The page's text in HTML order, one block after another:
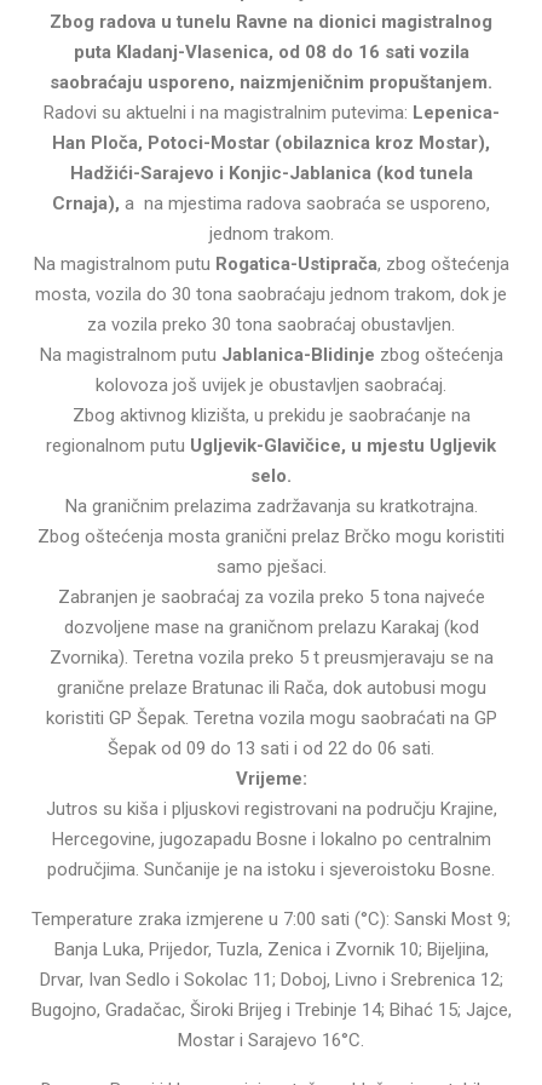
Zbog radova u tunelu Ravne na dionici magistralnog
puta Kladanj-Vlasenica, od 08 do 16 sati vozila
saobraćaju usporeno, naizmjeničnim propuštanjem.
Radovi su aktuelni i na magistralnim putevima: Lepenica-
Han Ploča, Potoci-Mostar (obilaznica kroz Mostar),
Hadžići-Sarajevo i Konjic-Jablanica (kod tunela
Crnaja), a na mjestima radova saobraća se usporeno,
jednom trakom.
Na magistralnom putu Rogatica-Ustiprača, zbog oštećenja
mosta, vozila do 30 tona saobraćaju jednom trakom, dok je
za vozila preko 30 tona saobraćaj obustavljen.
Na magistralnom putu Jablanica-Blidinje zbog oštećenja
kolovoza još uvijek je obustavljen saobraćaj.
Zbog aktivnog klizišta, u prekidu je saobraćanje na
regionalnom putu Ugljevik-Glavičice, u mjestu Ugljevik
selo.
Na graničnim prelazima zadržavanja su kratkotrajna.
Zbog oštećenja mosta granični prelaz Brčko mogu koristiti
samo pješaci.
Zabranjen je saobraćaj za vozila preko 5 tona najveće
dozvoljene mase na graničnom prelazu Karakaj (kod
Zvornika). Teretna vozila preko 5 t preusmjeravaju se na
granične prelaze Bratunac ili Rača, dok autobusi mogu
koristiti GP Šepak. Teretna vozila mogu saobraćati na GP
Šepak od 09 do 13 sati i od 22 do 06 sati.
Vrijeme:
Jutros su kiša i pljuskovi registrovani na području Krajine,
Hercegovine, jugozapadu Bosne i lokalno po centralnim
područjima. Sunčanije je na istoku i sjeveroistoku Bosne.
Temperature zraka izmjerene u 7:00 sati (°C): Sanski Most 9;
Banja Luka, Prijedor, Tuzla, Zenica i Zvornik 10; Bijeljina,
Drvar, Ivan Sedlo i Sokolac 11; Doboj, Livno i Srebrenica 12;
Bugojno, Gradačac, Široki Brijeg i Trebinje 14; Bihać 15; Jajce,
Mostar i Sarajevo 16°C.